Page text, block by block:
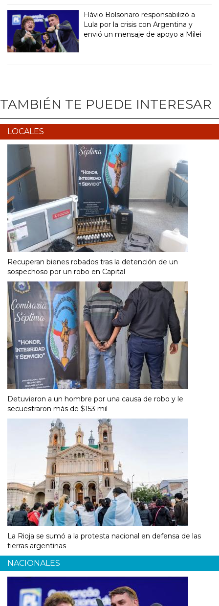
Flávio Bolsonaro responsabilizó a
Lula por la crisis con Argentina y
envió un mensaje de apoyo a Milei
TAMBIÉN TE PUEDE INTERESAR
LOCALES
Recuperan bienes robados tras la detención de un
sospechoso por un robo en Capital
Detuvieron a un hombre por una causa de robo y le
secuestraron más de $153 mil
La Rioja se sumó a la protesta nacional en defensa de las
tierras argentinas
NACIONALES